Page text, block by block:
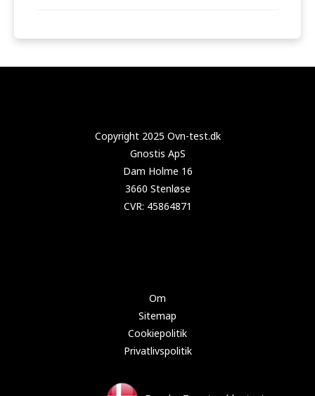
Om
Sitemap
Cookiepolitik
Privatlivspolitik